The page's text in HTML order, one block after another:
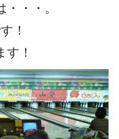
・・。
！
！